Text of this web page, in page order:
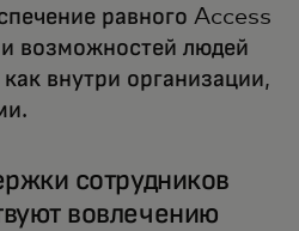
равного Access
возможностей людей
внутри организации,
сотрудников
вовлечению